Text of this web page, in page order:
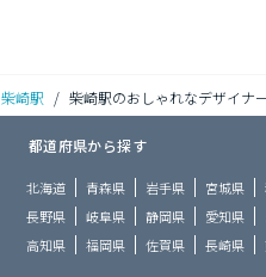
柴崎駅 / 柴崎駅のおしゃれなデザイナ
都道府県から探す
北海道 青森県 岩手県 宮城県
長野県
岐阜県 静岡県 愛知県
高知県
福岡県 佐賀県 長崎県